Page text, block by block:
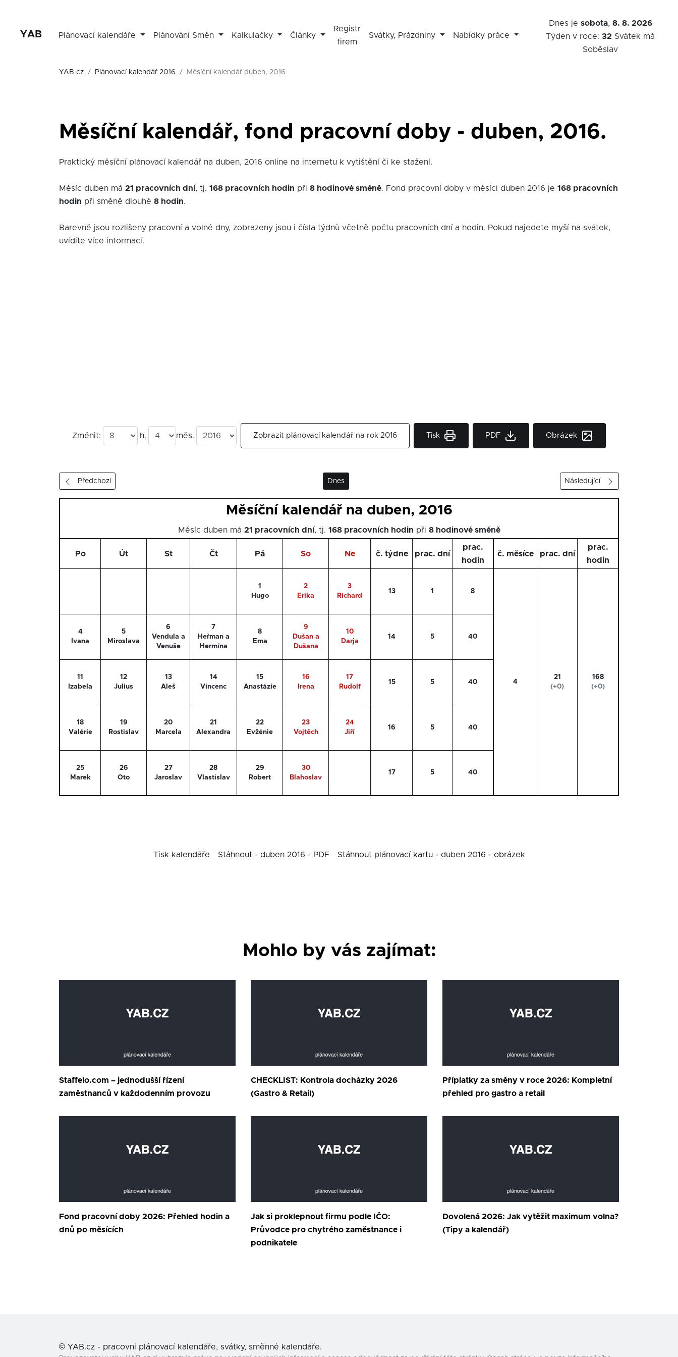
YAB Plánovací kalendáře Plánování Směn Kalkulačky Články
Registr
firem
Svátky, Prázdniny Nabídky práce
Dnes je sobota, 8. 8. 2026
Týden v roce:32 Svátek má
Soběslav
YAB.cz Plánovací kalendář 2016 Měsíční kalendář duben, 2016
Měsíční kalendář, fond pracovní doby - duben, 2016.
Praktický měsíční plánovací kalendář na duben, 2016 online na internetu k vytištění či ke stažení.
Měsíc duben má 21 pracovních dní, tj. 168 pracovních hodin při 8 hodinové směně. Fond pracovní doby v měsíci duben 2016 je 168 pracovních
hodin při směně dlouhé 8 hodin.
Barevně jsou rozlišeny pracovní a volné dny, zobrazeny jsou i čísla týdnů včetně počtu pracovních dní a hodin. Pokud najedete myší na svátek,
uvídíte více informací.
Změnit: h. měs. Zobrazit plánovací kalendář na rok 2016 Tisk PDF Obrázek
Předchozí Dnes Následující
Měsíční kalendář na duben, 2016
Měsíc duben má 21 pracovních dní, tj. 168 pracovních hodin při 8 hodinové směně
Po Út St Čt Pá So Ne č. týdne prac. dní
prac.
hodin
č. měsíce prac. dní
prac.
hodin
1
Hugo
2
Erika
3
Richard
13 1 8
4
21
(+0)
168
(+0)
4
Ivana
5
Miroslava
6
Vendula a
Venuše
7
Heřman a
Hermína
8
Ema
9
Dušan a
Dušana
10
Darja
14 5 40
11
Izabela
12
Julius
13
Aleš
14
Vincenc
15
Anastázie
16
Irena
17
Rudolf
15 5 40
18
Valérie
19
Rostislav
20
Marcela
21
Alexandra
22
Evžénie
23
Vojtěch
24
Jiří
16 5 40
25
Marek
26
Oto
27
Jaroslav
28
Vlastislav
29
Robert
30
Blahoslav
17 5 40
Tisk kalendáře Stáhnout - duben 2016 - PDF Stáhnout plánovací kartu - duben 2016 - obrázek
Mohlo by vás zajímat:
Staffelo.com – jednodušší řízení
zaměstnanců v každodenním provozu
CHECKLIST: Kontrola docházky 2026
(Gastro & Retail)
Příplatky za směny v roce 2026: Kompletní
přehled pro gastro a retail
Fond pracovní doby 2026: Přehled hodin a
dnů po měsících
Jak si proklepnout firmu podle IČO:
Průvodce pro chytrého zaměstnance i
podnikatele
Dovolená 2026: Jak vytěžit maximum volna?
(Tipy a kalendář)
© YAB.cz - pracovní plánovací kalendáře, svátky, směnné kalendáře.